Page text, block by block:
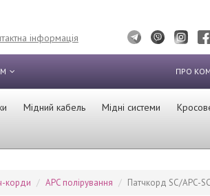
інформація
ПРО
Мідний кабель Мідні системи
корди APC полірування Патчкорд SC/APC-